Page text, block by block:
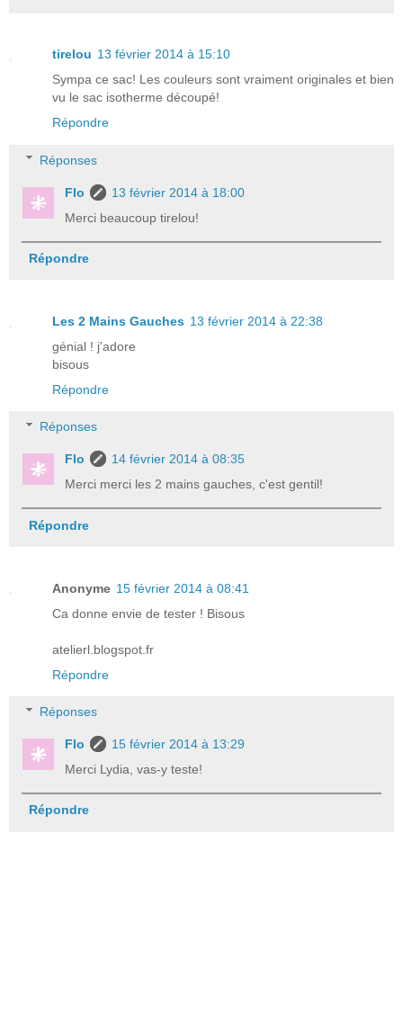
tirelou 13 février 2014 à 15:10
Sympa ce sac! Les couleurs sont vraiment originales et bien
vu le sac isotherme découpé!
Répondre
Réponses
Flo
13 février 2014 à 18:00
Merci beaucoup tirelou!
Répondre
Les 2 Mains Gauches 13 février 2014 à 22:38
génial ! j'adore
bisous
Répondre
Réponses
Flo
14 février 2014 à 08:35
Merci merci les 2 mains gauches, c'est gentil!
Répondre
Anonyme 15 février 2014 à 08:41
Ca donne envie de tester ! Bisous
atelierl.blogspot.fr
Répondre
Réponses
Flo
15 février 2014 à 13:29
Merci Lydia, vas-y teste!
Répondre